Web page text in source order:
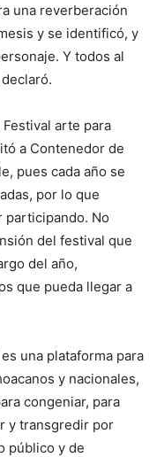
una reverberación
y se identificó, y
Y todos al
arte para
a Contenedor de
pues cada año se
por lo que
participando. No
del festival que
del año,
que pueda llegar a
una plataforma para
y nacionales,
congeniar, para
y transgredir por
público y de